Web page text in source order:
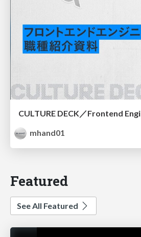
CULTURE DECK／Frontend
mhand01
Featured
See All Featured